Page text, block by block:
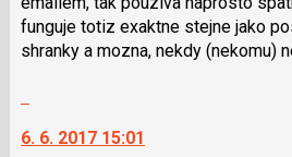
N
pro
pro
funguje totiz exaktne stejne jako
shranky a mozna, nekdy (nekomu)
další
6. 6. 2017 15:01